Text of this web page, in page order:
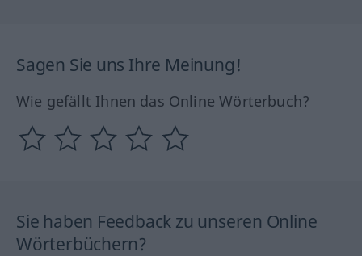
Sagen Sie uns Ihre Meinung!
Wie gefällt Ihnen das Online Wörterbuch?
Sie haben Feedback zu unseren Online
Wörterbüchern?